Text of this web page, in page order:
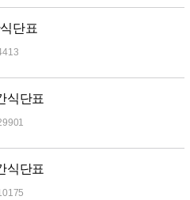
단표
식단표
식단표